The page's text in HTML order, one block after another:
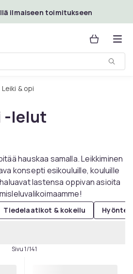
ilmaiseen toimitukseen
Leiki & opi
-lelut
hauskaa samalla. Leikkiminen
konsepti esikouluille, kouluille
lastensa oppivan asioita
Tiedelaatikot & kokeilu
Sivu 1/141